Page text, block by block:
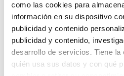
como las cookies para
información en su dispositivo
publicidad y contenido
publicidad y contenido,
desarrollo de servicios. Tiene la
quién usa sus datos y con qué
Lo sentimos, no
te hemos traido
Pero puedes encontrar el
buscando en alguno de